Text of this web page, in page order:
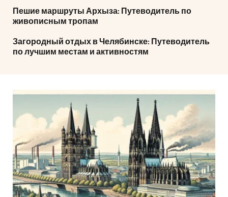
Пешие маршруты Архыза: Путеводитель по
живописным тропам
Загородный отдых в Челябинске: Путеводитель
по лучшим местам и активностям